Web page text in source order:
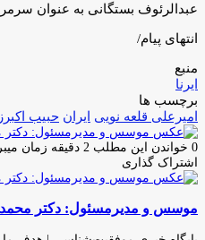
عبدالرئوف بستگانی به عنوان سرمربی،
انتهای پیام/
منبع
ایرنا
برچسب ها
امیرعلی قلعه نویی ایران حبیب
0 خواندن این مطلب 2 دقیقه زمان میبرد
اشتراک گذاری
فیس
توئیتر
لینکدین
واتس
تلگرام
اشتراک
از
ایمیل
چاپ
موسس و مدیرمسئول: دکتر